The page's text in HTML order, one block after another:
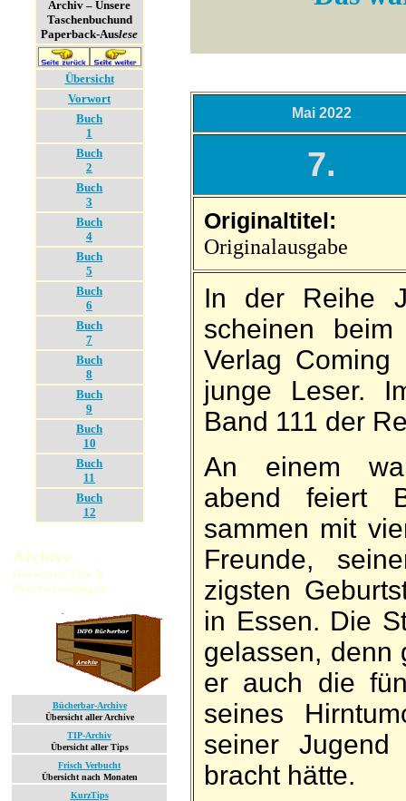
Archiv – Unsere
Taschenbuch­und
Paperback-Auslese
Übersicht
Vorwort
Buch
1
Buch
2
Buch
3
Buch
4
Buch
5
Buch
6
Buch
7
Buch
8
Buch
9
Buch
10
Buch
11
Buch
12
Archive
Das waren Tips &
Neuerscheinungen
Bücherbar-Archive
Übersicht aller Archive
TIP-Archiv
Übersicht aller Tips
Frisch Verbucht
Übersicht nach Monaten
KurzTips
Mai 2022
7.
Originaltitel:
Originalausgabe
In der Reihe
scheinen beim
Ver­lag Coming
junge Leser.
Band 111 der
An einem
abend feiert
sammen mit
Freunde,
zigsten
in Essen. Die
ge­lassen, denn
er auch die
seines
seiner
bracht hätte.